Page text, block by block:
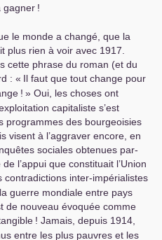
gagner !
le monde a changé, que la
plus rien à voir avec 1917.
cette phrase du roman (et du
: « Il faut que tout change pour
! » Oui, les choses ont
capi­ta­liste s’est
pro­gram­mes des bour­geoi­sies
visent à l’aggra­ver encore, en
socia­les obte­nues par­
l’appui que cons­ti­tuait l’Union
contra­dic­tions inter-impé­ria­lis­tes
guerre mon­diale entre pays
de nou­veau évoquée comme
! Jamais, depuis 1914,
entre les plus pau­vres et les